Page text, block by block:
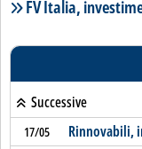
FV Italia,
Successive
17/05 Rinnovabili,